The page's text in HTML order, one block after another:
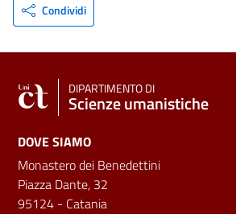
Condividi
DIPARTIMENTO DI
Scienze umanistiche
DOVE SIAMO
Monastero dei Benedettini
Piazza Dante, 32
95124 - Catania